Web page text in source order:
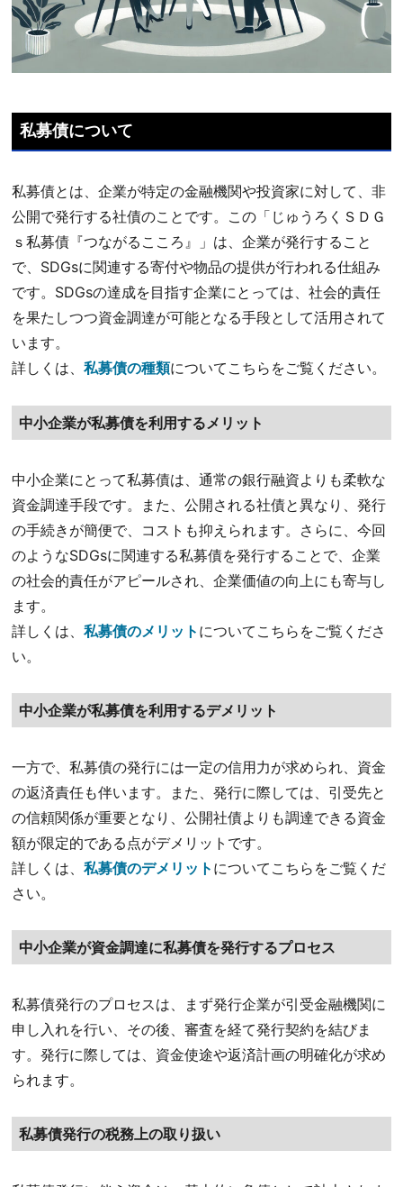
私募債について
私募債とは、企業が特定の金融機関や投資家に対して、非
公開で発行する社債のことです。この「じゅうろくＳＤＧ
ｓ私募債『つながるこころ』」は、企業が発行すること
で、SDGsに関連する寄付や物品の提供が行われる仕組み
です。SDGsの達成を目指す企業にとっては、社会的責任
を果たしつつ資金調達が可能となる手段として活用されて
います。
詳しくは、私募債の種類についてこちらをご覧ください。
中小企業が私募債を利用するメリット
中小企業にとって私募債は、通常の銀行融資よりも柔軟な
資金調達手段です。また、公開される社債と異なり、発行
の手続きが簡便で、コストも抑えられます。さらに、今回
のようなSDGsに関連する私募債を発行することで、企業
の社会的責任がアピールされ、企業価値の向上にも寄与し
ます。
詳しくは、私募債のメリット についてこちらをご覧くださ
い。
中小企業が私募債を利用するデメリット
一方で、私募債の発行には一定の信用力が求められ、資金
の返済責任も伴います。また、発行に際しては、引受先と
の信頼関係が重要となり、公開社債よりも調達できる資金
額が限定的である点がデメリットです。
詳しくは、私募債のデメリット についてこちらをご覧くだ
さい。
中小企業が資金調達に私募債を発行するプロセス
私募債発行のプロセスは、まず発行企業が引受金融機関に
申し入れを行い、その後、審査を経て発行契約を結びま
す。発行に際しては、資金使途や返済計画の明確化が求め
られます。
私募債発行の税務上の取り扱い